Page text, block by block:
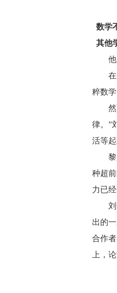
数学
其他
他是
在这
粹数
然而
律。”
活等起
黎曼
种超
力已
刘一
出的
合作
上，